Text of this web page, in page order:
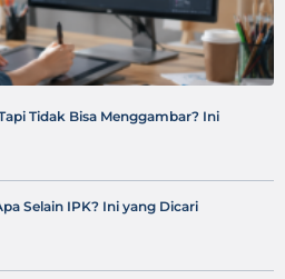
Tidak Bisa Menggambar? Ini
Selain IPK? Ini yang Dicari